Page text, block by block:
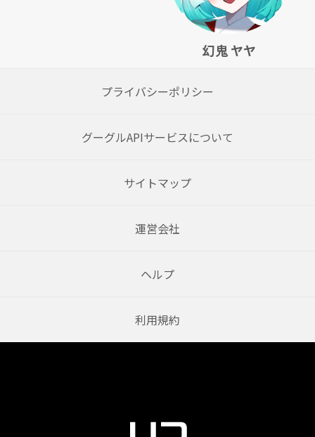
幻鬼 ヤヤ
プライバシーポリシー
グーグルAPIサービスについて
サイトマップ
運営会社
ヘルプ
利用規約